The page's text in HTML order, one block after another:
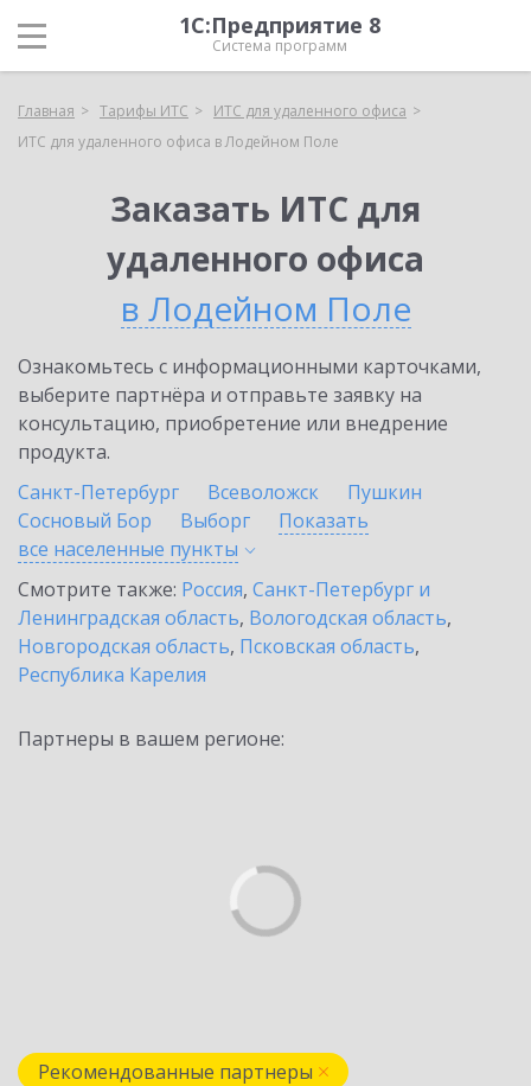
1С:Предприятие 8
Система программ
Главная Тарифы ИТС
ИТС для удаленного офиса
ИТС для удаленного офиса в Лодейном Поле
Заказать ИТС для
удаленного офиса
в Лодейном Поле
Ознакомьтесь с информационными карточками,
выберите партнёра и отправьте заявку на
консультацию, приобретение или внедрение
продукта.
Санкт-Петербург
Всеволожск
Пушкин
Сосновый Бор
Выборг
Показать
все населенные пункты
Смотрите также: Россия, Санкт-Петербург и
Ленинградская область, Вологодская область,
Новгородская область, Псковская область,
Республика Карелия
Партнеры в вашем регионе:
Рекомендованные партнеры